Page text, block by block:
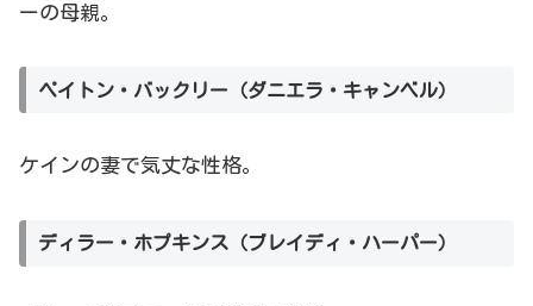
ーの母親。
ペイトン・バックリー（ダニエラ・キャンベル）
ケインの妻で気丈な性格。
ディラー・ホプキンス（ブレイディ・ハーパー）